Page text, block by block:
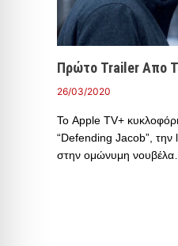
Πρώτο Trailer Απο
26/03/2020
Το Apple TV+
“Defending Jacob”, την
στην ομώνυμη νουβέλα…